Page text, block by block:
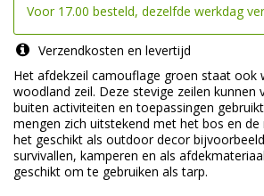
Voor 17.00 besteld, dezelfde werkdag
Verzendkosten en levertijd
Het afdekzeil camouflage groen staat ook
woodland zeil. Deze stevige zeilen kunnen
buiten activiteiten en toepassingen
mengen zich uitstekend met het bos en
het geschikt als outdoor decor
survivallen, kamperen en als
geschikt om te gebruiken als tarp.